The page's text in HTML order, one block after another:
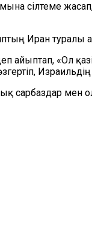
сілтеме
Иран туралы
айыптап, «Ол
сарбаздар